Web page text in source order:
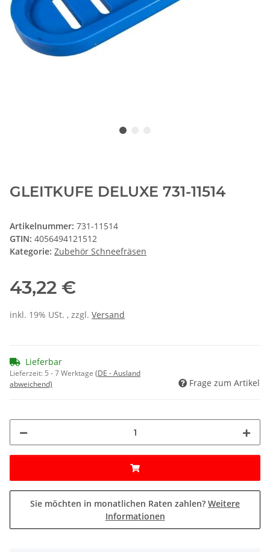
GLEITKUFE DELUXE 731-11514
Artikelnummer: 731-11514
GTIN: 4056494121512
Kategorie: Zubehör Schneefräsen
43,22 €
inkl. 19% USt. , zzgl. Versand
Lieferbar
Lieferzeit: 5 - 7 Werktage (DE - Ausland
abweichend)
Frage zum Artikel
Sie möchten in monatlichen Raten zahlen? Weitere
Informationen